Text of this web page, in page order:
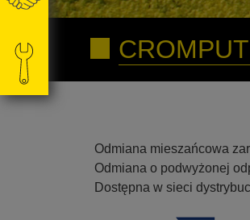
Odmiana mieszańcowa
Odmiana o podwyżonej
Dostępna w sieci